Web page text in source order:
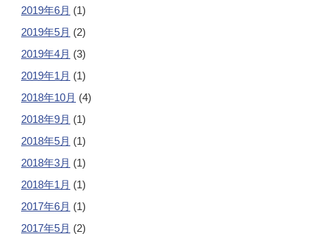
2019年6月 (1)
2019年5月 (2)
2019年4月 (3)
2019年1月 (1)
2018年10月 (4)
2018年9月 (1)
2018年5月 (1)
2018年3月 (1)
2018年1月 (1)
2017年6月 (1)
2017年5月 (2)